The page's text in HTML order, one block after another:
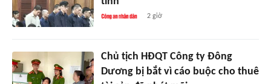
2 giờ
Chủ tịch HĐQT Công ty Đông
Dương bị bắt vì cáo buộc cho thuê